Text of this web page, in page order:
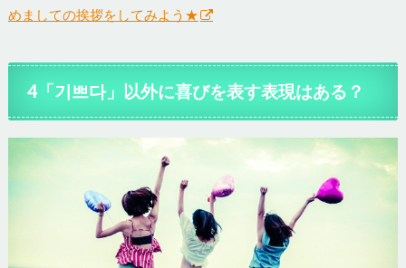
めましての挨拶をしてみよう★
4「기쁘다」以外に喜びを表す表現はある？